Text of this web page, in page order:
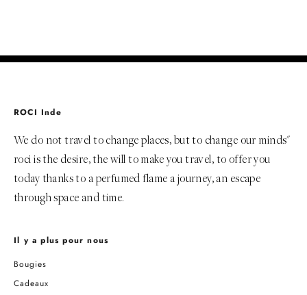
ROCI Inde
We do not travel to change places, but to change our minds"
roci is the desire, the will to make you travel, to offer you
today thanks to a perfumed flame a journey, an escape
through space and time.
Il y a plus pour nous
Bougies
Cadeaux